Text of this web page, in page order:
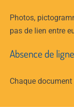
Photos,
pas de lien entre
Absence de
Chaque